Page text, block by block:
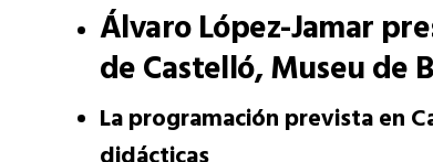
Álvaro López-Jamar
de Castelló, Museu de
La programación prevista en